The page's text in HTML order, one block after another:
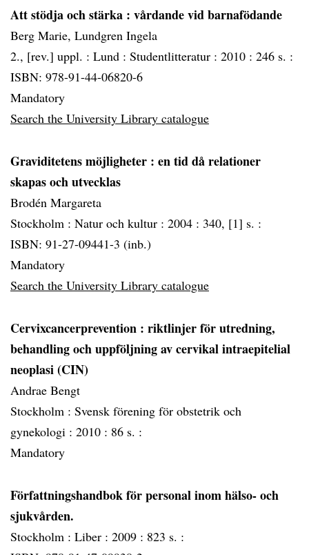
Att stödja och stärka : vårdande vid barnafödande
Berg Marie, Lundgren Ingela
2., [rev.] uppl. : Lund : Studentlitteratur : 2010 : 246 s. :
ISBN: 978-91-44-06820-6
Mandatory
Search the University Library catalogue
Graviditetens möjligheter : en tid då relationer
skapas och utvecklas
Brodén Margareta
Stockholm : Natur och kultur : 2004 : 340, [1] s. :
ISBN: 91-27-09441-3 (inb.)
Mandatory
Search the University Library catalogue
Cervixcancerprevention : riktlinjer för utredning,
behandling och uppföljning av cervikal intraepitelial
neoplasi (CIN)
Andrae Bengt
Stockholm : Svensk förening för obstetrik och
gynekologi : 2010 : 86 s. :
Mandatory
Författningshandbok för personal inom hälso- och
sjukvården.
Stockholm : Liber : 2009 : 823 s. :